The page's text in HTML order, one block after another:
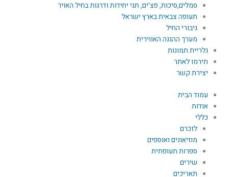
סמלים,סיכות, פצ'ים, תגי יחידות ודרגות בחיל האויר
תעופה צבאית בארץ ישראל
גיבורי החיל
מערך ההגנה האווירית
גלריית תמונות
תירמו לאתר
יצירת קשר
עמוד הבית
אודות
כללי
לזכרם
מוזיאונים ואוספים
ספרות תעופתית
שירים
תאריכים